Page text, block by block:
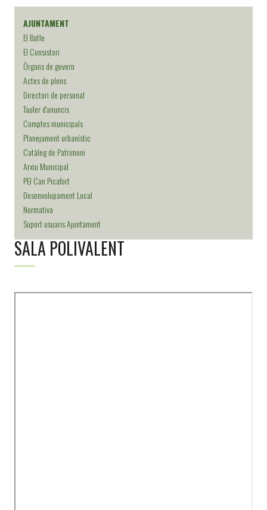
AJUNTAMENT
El Batle
El Consistori
Òrgans de govern
Actes de plens
Directori de personal
Tauler d'anuncis
Comptes municipals
Planejament urbanístic
Catàleg de Patrimoni
Arxiu Municipal
PEI Can Picafort
Desenvolupament Local
Normativa
Suport usuaris Ajuntament
SALA POLIVALENT